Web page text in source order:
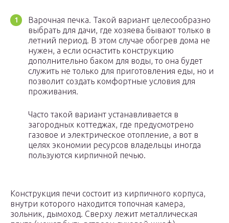
Варочная печка. Такой вариант целесообразно
выбрать для дачи, где хозяева бывают только в
летний период. В этом случае обогрев дома не
нужен, а если оснастить конструкцию
дополнительно баком для воды, то она будет
служить не только для приготовления еды, но и
позволит создать комфортные условия для
проживания.
Часто такой вариант устанавливается в
загородных коттеджах, где предусмотрено
газовое и электрическое отопление, а вот в
целях экономии ресурсов владельцы иногда
пользуются кирпичной печью.
Конструкция печи состоит из кирпичного корпуса,
внутри которого находится топочная камера,
зольник, дымоход. Сверху лежит металлическая